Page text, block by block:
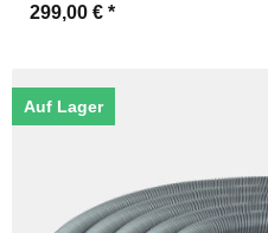
299,00 € *
Auf Lager